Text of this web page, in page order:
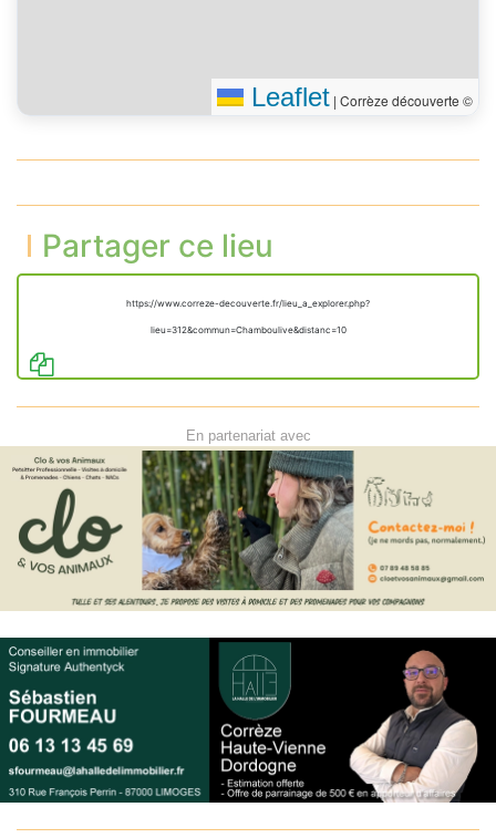
Leaflet | Corrèze découverte ©
Partager ce lieu
https://www.correze-decouverte.fr/lieu_a_explorer.php?
lieu=312&commun=Chamboulive&distanc=10
En partenariat avec